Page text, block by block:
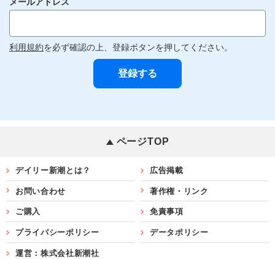
利用規約を必ず確認の上、登録ボタンを押してください。
ページTOP
デイリー新潮とは？ 広告掲載
お問い合わせ 著作権・リンク
ご購入 免責事項
プライバシーポリシー データポリシー
運営：株式会社新潮社